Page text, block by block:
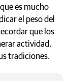
es mucho
el peso del
que los
actividad,
tradiciones.